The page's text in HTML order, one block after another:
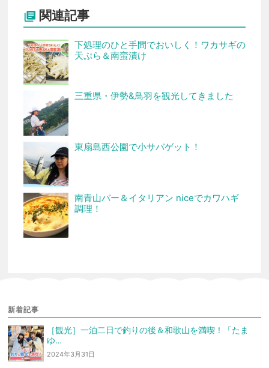
 関連記事
下処理のひと手間でおいしく！ワカサギの
天ぷら＆南蛮漬け
三重県・伊勢&鳥羽を観光してきました
東扇島西公園で小サバゲット！
南青山バー＆イタリアン niceでカワハギ
調理！
新着記事
［観光］一泊二日で釣りの後＆和歌山を満喫！「たま
ゆ…
2024年3月31日